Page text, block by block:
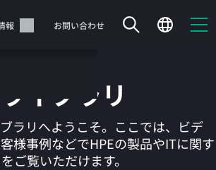
報 お問い合わせ
イブラリ
ラリへようこそ。ここでは、ビデ
様事例などでHPEの製品やITに関す
ご覧いただけます。